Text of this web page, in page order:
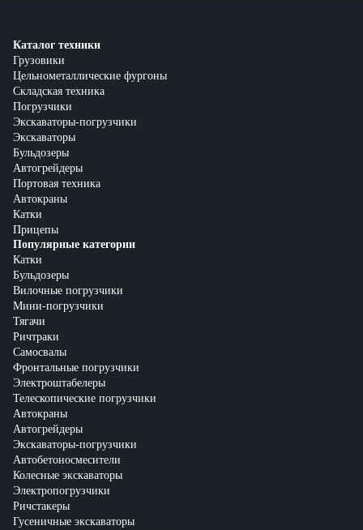
Каталог техники
Грузовики
Цельнометаллические фургоны
Складская техника
Погрузчики
Экскаваторы-погрузчики
Экскаваторы
Бульдозеры
Автогрейдеры
Портовая техника
Автокраны
Катки
Прицепы
Популярные категории
Катки
Бульдозеры
Вилочные погрузчики
Мини-погрузчики
Тягачи
Ричтраки
Самосвалы
Фронтальные погрузчики
Электроштабелеры
Телескопические погрузчики
Автокраны
Автогрейдеры
Экскаваторы-погрузчики
Автобетоносмесители
Колесные экскаваторы
Электропогрузчики
Ричстакеры
Гусеничные экскаваторы